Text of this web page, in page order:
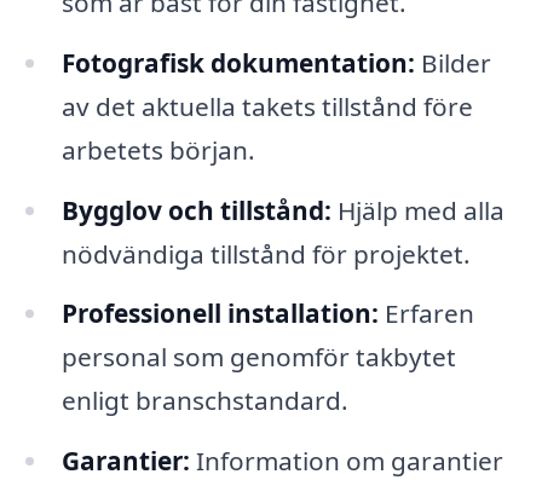
Fotografisk dokumentation: Bilder
av det aktuella takets tillstånd före
arbetets början.
Bygglov och tillstånd: Hjälp med alla
nödvändiga tillstånd för projektet.
Professionell installation: Erfaren
personal som genomför takbytet
enligt branschstandard.
Garantier: Information om garantier